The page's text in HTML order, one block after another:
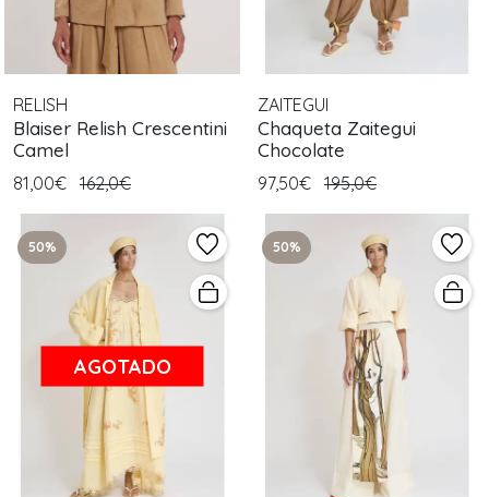
RELISH
Blaiser Relish Crescentini
Camel
81,00€ 162,0€
ZAITEGUI
Chaqueta Zaitegui
Chocolate
97,50€ 195,0€
50%
AGOTADO
50%